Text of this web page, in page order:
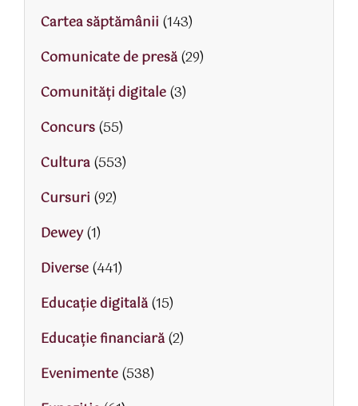
Cartea săptămânii (143)
Comunicate de presă(29)
Comunități digitale(3)
Concurs(55)
Cultura(553)
Cursuri (92)
Dewey(1)
Diverse(441)
Educaţie digitală(15)
Educaţie financiară(2)
Evenimente(538)